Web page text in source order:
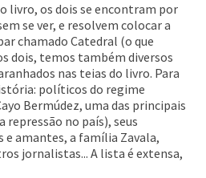
livro, os dois se encontram por
se ver, e resolvem colocar a
chamado Catedral (o que
dois, temos também diversos
nas teias do livro. Para
políticos do regime
Bermúdez, uma das principais
repressão no país), seus
e amantes, a família Zavala,
jornalistas... A lista é extensa,